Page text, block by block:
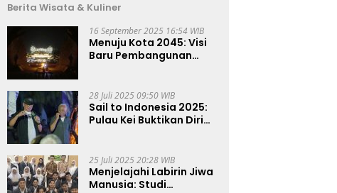
Berita Wisata & Kuliner
16 September 2025 16:54 WIB
Menuju Kota 2045: Visi
Baru Pembangunan
28 Juli 2025 09:50 WIB
Sail to Indonesia 2025:
Pulau Kei Buktikan Diri
25 Juli 2025 20:28 WIB
Menjelajahi Labirin Jiwa
Manusia: Studi